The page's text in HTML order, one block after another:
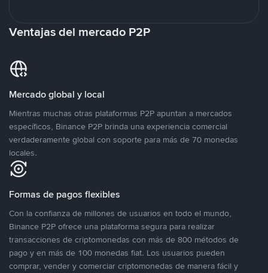
Ventajas del mercado P2P
Mercado global y local
Mientras muchas otras plataformas P2P apuntan a mercados
específicos, Binance P2P brinda una experiencia comercial
verdaderamente global con soporte para más de 70 monedas
locales.
Formas de pagos flexibles
Con la confianza de millones de usuarios en todo el mundo,
Binance P2P ofrece una plataforma segura para realizar
transacciones de criptomonedas con más de 800 métodos de
pago y en más de 100 monedas fiat. Los usuarios pueden
comprar, vender y comerciar criptomonedas de manera fácil y